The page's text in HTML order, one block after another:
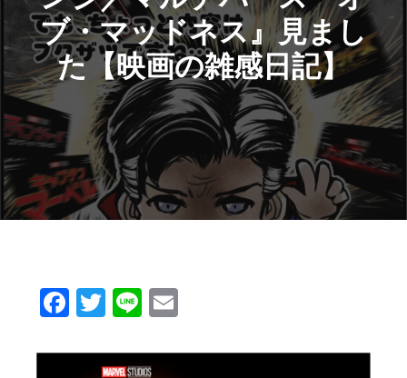
ブ・マッドネス』見まし
た【映画の雑感日記】
Facebook
Twitter
Line